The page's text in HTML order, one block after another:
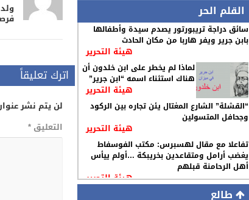
القلم الحر
سائق دراجة تريبورتور يصدم سيدة وأطفالها
بابن جرير ويفر هاربا من مكان الحادث
هيئة التحرير
لماذا لم يخطر على ابن خلدون أن
هناك استثناء اسمه “ابن جرير”
هيئة التحرير
“القشلة” الشارع المغتال يئن تجاره بين الركود
وجحافل المتسولين
هيئة التحرير
تفاعلا مع مقال لهسبرس: مكتب الفوسفاط
يغضب أرامل ومتقاعدين بخريبكة …أولم ييأس
أهل الرحامنة قبلهم
هيئة التحرير
طالع
اترك تعليقاً
لن يتم نشر
التعليق*